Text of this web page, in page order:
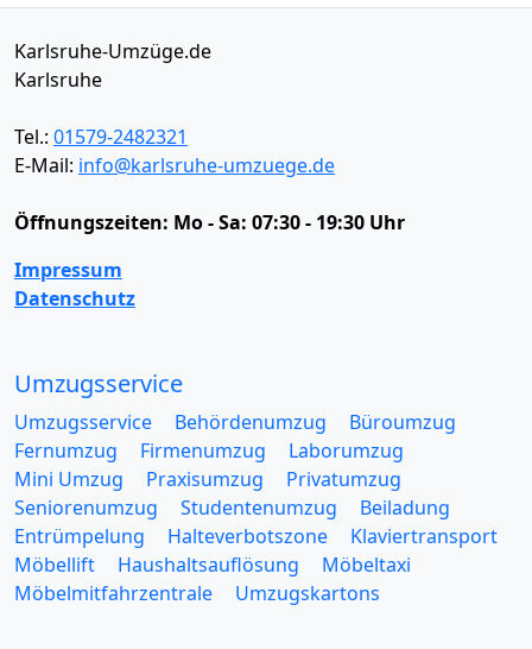
Karlsruhe-Umzüge.de
Karlsruhe
Tel.: 01579-2482321
E-Mail: info@karlsruhe-umzuege.de
Öffnungszeiten: Mo - Sa: 07:30 - 19:30 Uhr
Impressum
Datenschutz
Umzugsservice
Umzugsservice Behördenumzug
Büroumzug
Fernumzug
Firmenumzug
Laborumzug
Mini Umzug
Praxisumzug
Privatumzug
Seniorenumzug
Studentenumzug
Beiladung
Entrümpelung
Halteverbotszone
Klaviertransport
Möbellift
Haushaltsauflösung
Möbeltaxi
Möbelmitfahrzentrale
Umzugskartons